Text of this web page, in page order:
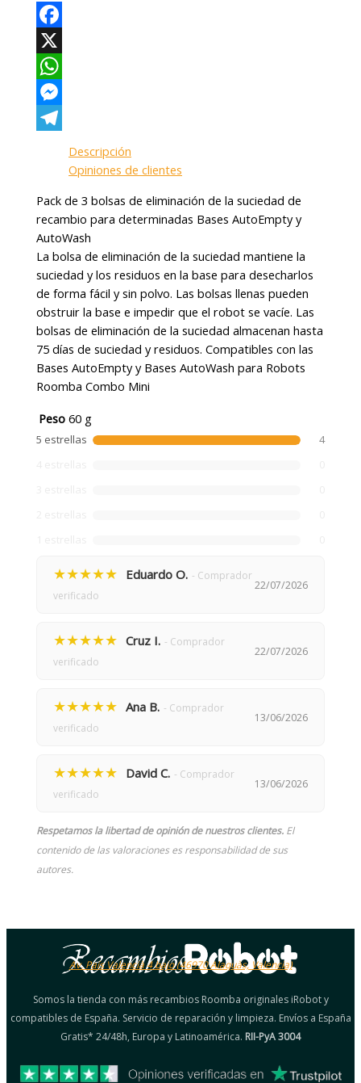
Facebook
X
WhatsApp
Messenger
Descripción
Opiniones de clientes
Pack de 3 bolsas de eliminación de la suciedad de
recambio para determinadas Bases AutoEmpty y
AutoWash
La bolsa de eliminación de la suciedad mantiene la
suciedad y los residuos en la base para desecharlos
de forma fácil y sin polvo. Las bolsas llenas pueden
obstruir la base e impedir que el robot se vacíe. Las
bolsas de eliminación de la suciedad almacenan hasta
75 días de suciedad y residuos. Compatibles con las
Bases AutoEmpty y Bases AutoWash para Robots
Roomba Combo Mini
Peso 60 g
5 estrellas
4
★★★★★ Eduardo O. - Comprador
verificado
22/07/2026
★★★★★ Cruz I. - Comprador
verificado
22/07/2026
★★★★★ Ana B. - Comprador
verificado
13/06/2026
★★★★★ David C. - Comprador
verificado
13/06/2026
Respetamos la libertad de opinión de nuestros clientes. El
contenido de las valoraciones es responsabilidad de sus
autores.
Av. País Valencià 4 bajo (46970 Alaquàs, Valencia)
Somos la tienda con más recambios Roomba originales iRobot y
compatibles de España. Servicio de reparación y limpieza. Envíos a España
Gratis* 24/48h, Europa y Latinoamérica. RII-PyA 3004